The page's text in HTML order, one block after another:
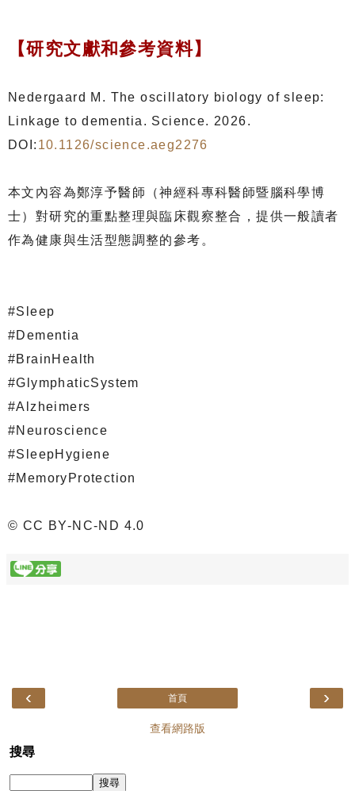
【研究文獻和參考資料】
Nedergaard M. The oscillatory biology of sleep:
Linkage to dementia. Science. 2026.
DOI: 10.1126/science.aeg2276
本文內容為鄭淳予醫師（神經科專科醫師暨腦科學博
士）對研究的重點整理與臨床觀察整合，提供一般讀者
作為健康與生活型態調整的參考。
#Sleep
#Dementia
#BrainHealth
#GlymphaticSystem
#Alzheimers
#Neuroscience
#SleepHygiene
#MemoryProtection
© CC BY-NC-ND 4.0
‹ ›
首頁
查看網路版
搜尋